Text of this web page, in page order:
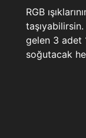
RGB
gelen 3 adet
soğutacak